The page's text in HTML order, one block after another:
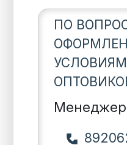
ПО
Менеджер